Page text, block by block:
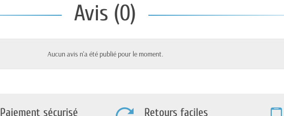
Avis (0)
Aucun avis n'a été publié pour le moment.
Paiement sécurisé Retours faciles